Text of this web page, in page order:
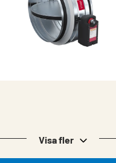
Visa fler